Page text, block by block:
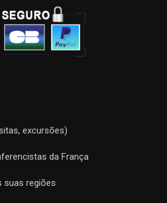
excursões)
da França
suas regiões